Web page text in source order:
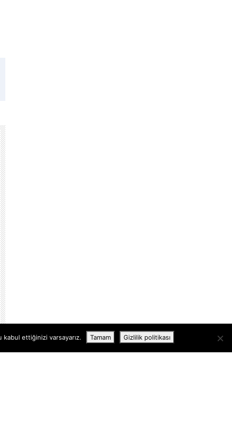
ettiğinizi varsayarız. Tamam Gizlilik politikası